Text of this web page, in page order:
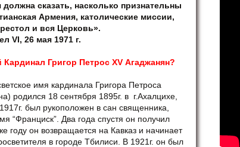
должна сказать, насколько признательны
Армения, католические миссии,
и вся Церковь».
VI, 26 мая 1971 г.
Кардинал Григор Петрос XV Агаджанян?
имя кардинала Григора Петроса
родился 18 сентября 1895г. в г.Ахалцихе,
был рукоположен в сан священника,
“Франциск”. Два года спустя он получил
году он возвращается на Кавказ и начинает
в городе Тбилиси. В 1921г. он был